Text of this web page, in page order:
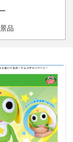
品